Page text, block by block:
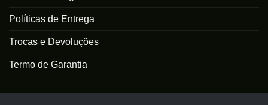
Políticas de Entrega
Trocas e Devoluções
Termo de Garantia